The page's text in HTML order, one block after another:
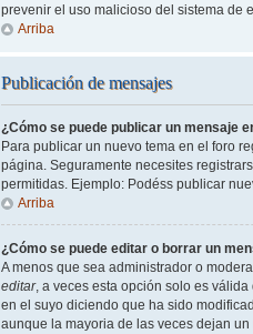
prevenir el uso malicioso del sistema de
Arriba
Publicación de mensajes
¿Cómo se puede publicar un mensaje
Para publicar un nuevo tema en el foro
página. Seguramente necesites
permitidas. Ejemplo: Podéss publicar
Arriba
¿Cómo se puede editar o borrar un
A menos que sea administrador o
editar, a veces esta opción solo es
en el suyo diciendo que ha sido
aunque la mayoria de las veces dejan